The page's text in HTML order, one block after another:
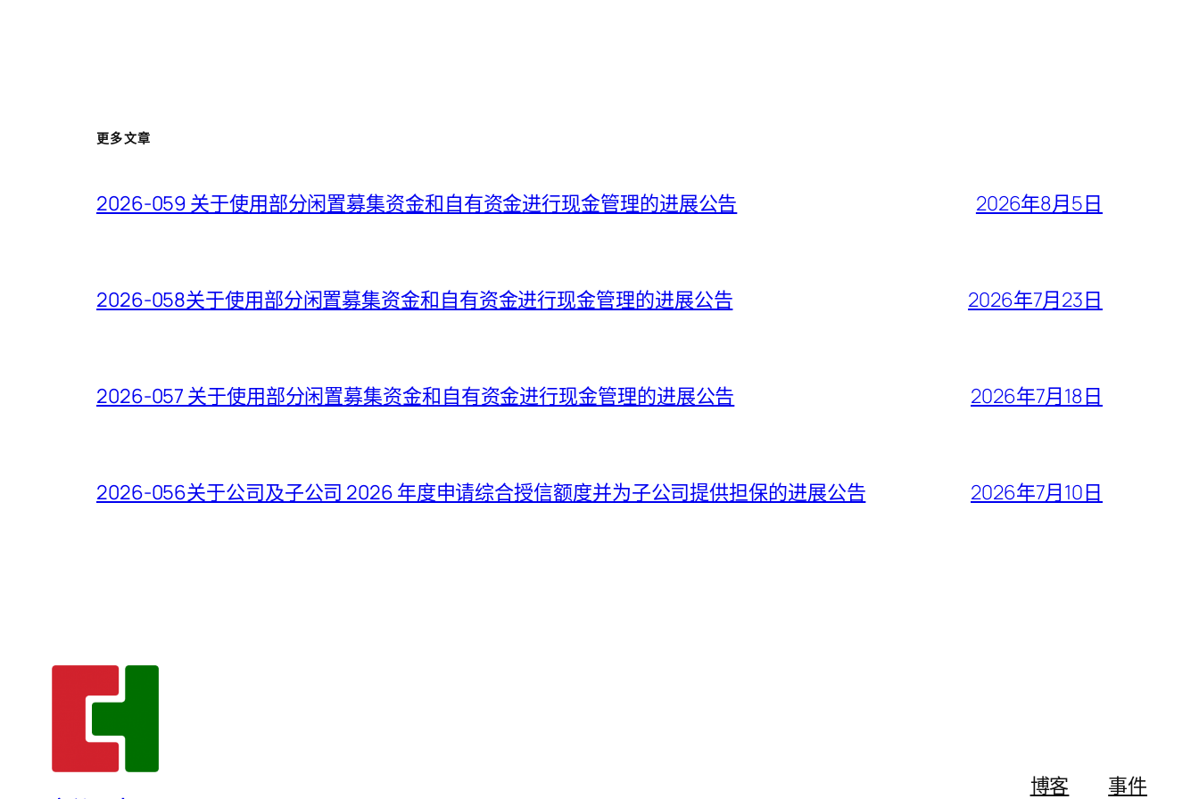
更多文章
2026-059 关于使用部分闲置募集资金和自有资金进行现金管理的进展公告 2026年8月5日
2026-058关于使用部分闲置募集资金和自有资金进行现金管理的进展公告 2026年7月23日
2026-057 关于使用部分闲置募集资金和自有资金进行现金管理的进展公告 2026年7月18日
2026-056关于公司及子公司 2026 年度申请综合授信额度并为子公司提供担保的进展公告 2026年7月10日
博客
事件